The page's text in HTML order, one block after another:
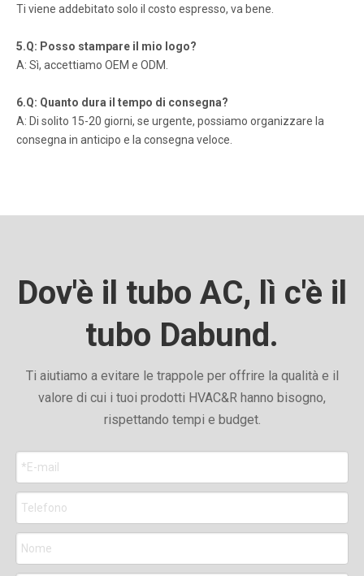
Ti viene addebitato solo il costo espresso, va bene.
5.Q: Posso stampare il mio logo?
A: Sì, accettiamo OEM e ODM.
6.Q: Quanto dura il tempo di consegna?
A: Di solito 15-20 giorni, se urgente, possiamo organizzare la
consegna in anticipo e la consegna veloce.
Dov'è il tubo AC, lì c'è il
tubo Dabund.
Ti aiutiamo a evitare le trappole per offrire la qualità e il
valore di cui i tuoi prodotti HVAC&R hanno bisogno,
rispettando tempi e budget.